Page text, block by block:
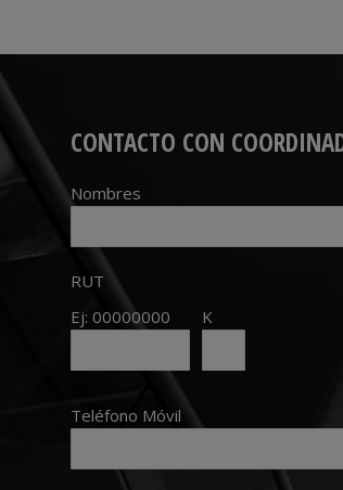
CONTACTO CON
Nombres
RUT
Ej: 00000000
K
Teléfono Móvil